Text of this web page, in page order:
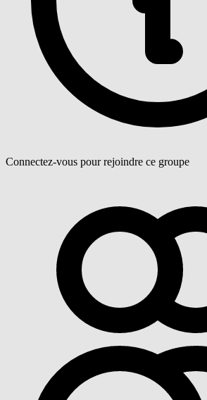
Connectez-vous pour rejoindre ce groupe